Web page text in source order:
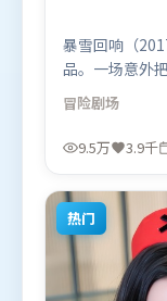
暴雪回响（
品。一场意外
信任与背叛交
键节点收束。
尤、周迅，阿
险题材的观众
冒险剧场
9.5万 3.9千
热门